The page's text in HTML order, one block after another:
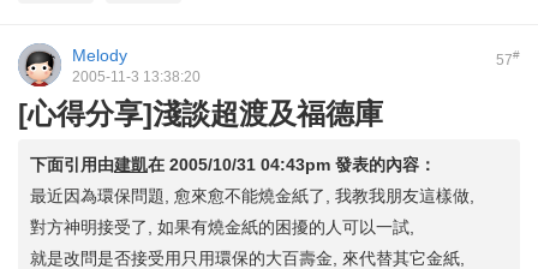
57#
Melody
2005-11-3 13:38:20
[心得分享]淺談超渡及福德庫
下面引用由建凱在 2005/10/31 04:43pm 發表的內容：
最近因為環保問題, 愈來愈不能燒金紙了, 我教我朋友這樣做,
對方神明接受了, 如果有燒金紙的困擾的人可以一試,
就是改問是否接受用只用環保的大百壽金, 來代替其它金紙,